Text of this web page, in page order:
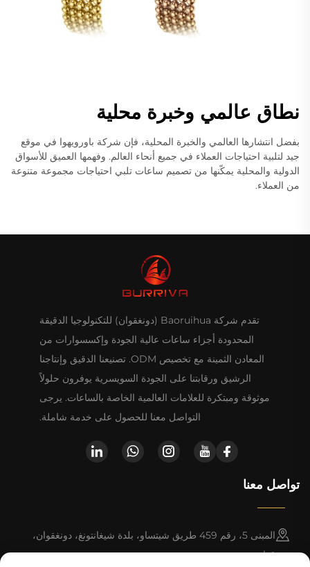
نطاق عالمي وخبرة محلية
بفضل انتشارها العالمي والخبرة المحلية، فإن شركة باورويهوا في موقع
جيد لتلبية احتياجات العملاء في جميع أنحاء العالم. وفهمها العميق للأسواق
الدولية والمحلية يمكّنها من تصميم ساعات تلبي احتياجات مجموعة متنوعة
من العملاء.
تقدم شركة Baoruihua (دونغقوان) للتكنولوجيا الدقيقة
المحدودة أجزاء ساعات عالية الجودة وإكسسوارات من
المعادن الثمينة مع تخصيص ODM. تصنيعنا الدقيق وإنتاجنا
الرشيق ورقابتنا على الجودة السويسرية يوفرون حلولاً
موثوقة ومبتكرة للعلامات العالمية الخاصة بالساعات. يرجى
التواصل معنا للحصول على خدمة شاملة.
تواصل معنا
المبنى 5، رقم 459 طريق شيتساو، بلدة شيغانتونغ، دونغقوان،
قوانغدونغ